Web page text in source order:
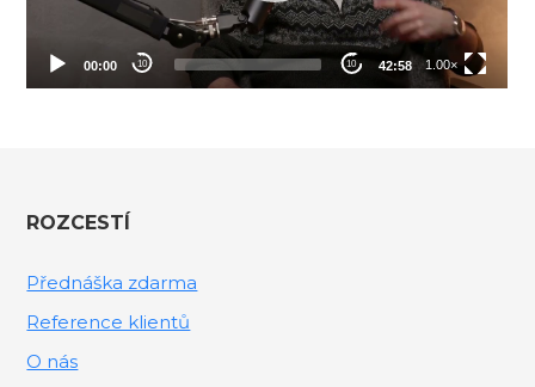
ROZCESTÍ
Přednáška zdarma
Reference klientů
O nás